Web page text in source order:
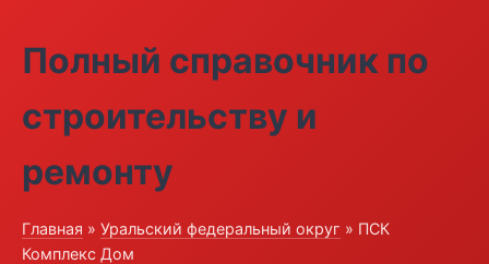
Полный справочник по
строительству и
ремонту
Главная » Уральский федеральный округ » ПСК
Комплекс Дом